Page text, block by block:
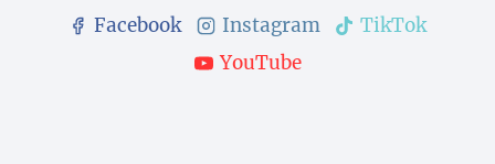
Facebook Instagram
TikTok
YouTube